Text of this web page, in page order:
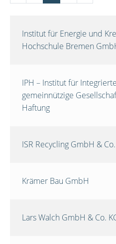
Institut für Energie und
Hochschule Bremen
IPH – Institut für
gemeinnützige
Haftung
ISR Recycling GmbH &
Krämer Bau GmbH
Lars Walch GmbH & Co.